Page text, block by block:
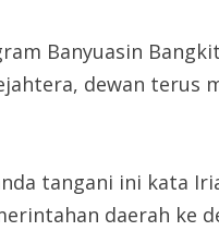
Banyuasin
dewan terus
tangani ini kata
daerah ke